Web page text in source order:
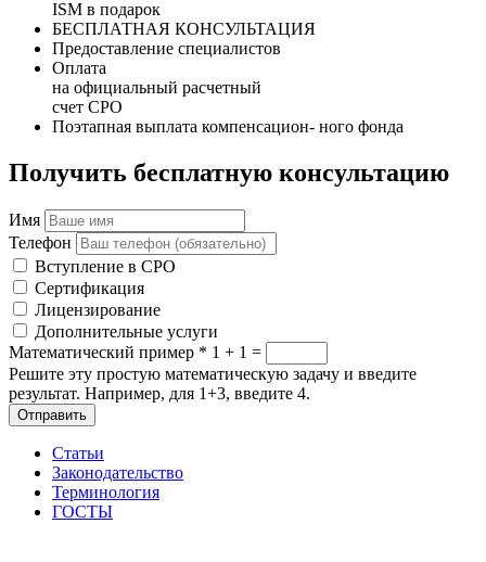
ISM в подарок
БЕСПЛАТНАЯ КОНСУЛЬТАЦИЯ
Предоставление специалистов
Оплата
на официальный расчетный
счет СРО
Поэтапная выплата компенсацион- ного фонда
Получить бесплатную консультацию
Имя
Телефон
Вступление в СРО
Сертификация
Лицензирование
Дополнительные услуги
Математический пример * 1 + 1 =
Решите эту простую математическую задачу и введите
результат. Например, для 1+3, введите 4.
Отправить
Статьи
Законодательство
Терминология
ГОСТЫ